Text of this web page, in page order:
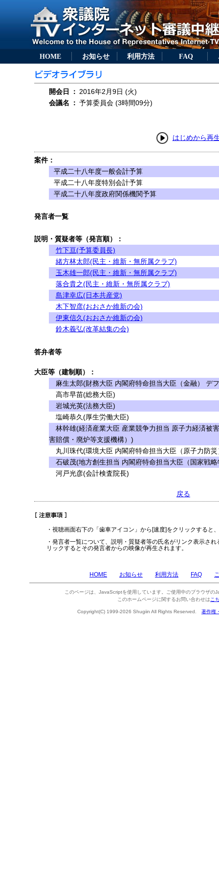
HOME お知らせ 利用方法 FAQ
開会日 ： 2016年2月9日 (火)
会議名
： 予算委員会 (3時間09分)
はじめから再
案件：
平成二十八年度一般会計予算
平成二十八年度特別会計予算
平成二十八年度政府関係機関予算
発言者一覧
説明・質疑者等（発言順）：
竹下亘(予算委員長)
緒方林太郎(民主・維新・無所属クラブ)
玉木雄一郎(民主・維新・無所属クラブ)
落合貴之(民主・維新・無所属クラブ)
島津幸広(日本共産党)
木下智彦(おおさか維新の会)
伊東信久(おおさか維新の会)
鈴木義弘(改革結集の会)
答弁者等
大臣等（建制順）：
麻生太郎(財務大臣 内閣府特命担当大臣（金融） デ
高市早苗(総務大臣)
岩城光英(法務大臣)
塩崎恭久(厚生労働大臣)
林幹雄(経済産業大臣 産業競争力担当 原子力経済被
害賠償・廃炉等支援機構）)
丸川珠代(環境大臣 内閣府特命担当大臣（原子力防災
石破茂(地方創生担当 内閣府特命担当大臣（国家戦
河戸光彦(会計検査院長)
戻る
・視聴画面右下の「歯車アイコン」から[速度]をクリックすると
・発言者一覧について、説明・質疑者等の氏名がリンク表示さ
リックするとその発言者からの映像が再生されます。
HOME お知らせ 利用方法 FAQ
このページは、JavaScriptを使用しています。ご使用中のブラウザの
このホームページに関するお問い合わせは こ
Copyright(C) 1999-2026 Shugiin All Rights Reserved. 著作権